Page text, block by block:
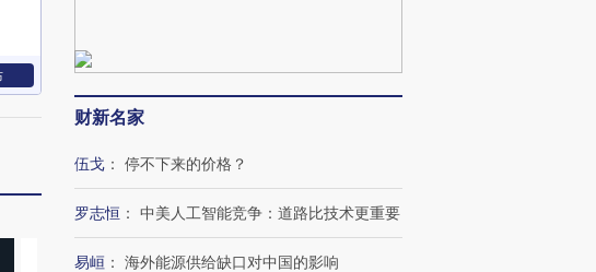
财新名家
伍戈 ： 停不下来的价格？
罗志恒 ： 中美人工智能竞争：道路比技术更重要
易峘 ： 海外能源供给缺口对中国的影响